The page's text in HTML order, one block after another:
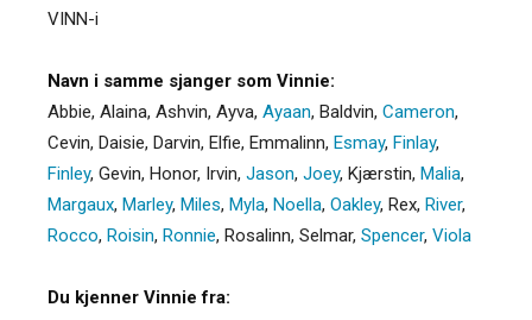
VINN-i
Navn i samme sjanger som Vinnie:
Abbie, Alaina, Ashvin, Ayva, Ayaan, Baldvin, Cameron,
Cevin, Daisie, Darvin, Elfie, Emmalinn, Esmay, Finlay,
Finley, Gevin, Honor, Irvin, Jason, Joey, Kjærstin, Malia,
Margaux, Marley, Miles, Myla, Noella, Oakley, Rex, River,
Rocco, Roisin, Ronnie, Rosalinn, Selmar, Spencer, Viola
Du kjenner Vinnie fra: